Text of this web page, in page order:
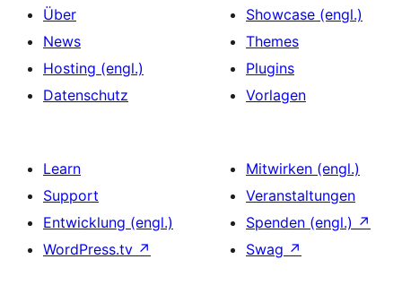
Über
News
Hosting (engl.)
Datenschutz
Showcase (engl.)
Themes
Plugins
Vorlagen
Learn
Support
Entwicklung (engl.)
WordPress.tv ↗
Mitwirken (engl.)
Veranstaltungen
Spenden (engl.) ↗
Swag ↗